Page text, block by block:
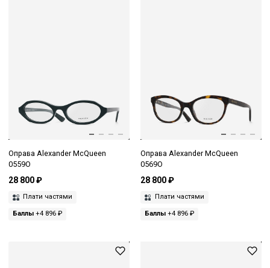
Оправа Alexander McQueen
0559O
28 800 ₽
Плати частями
Баллы +4 896 ₽
Оправа Alexander McQueen
0569O
28 800 ₽
Плати частями
Баллы+4 896 ₽